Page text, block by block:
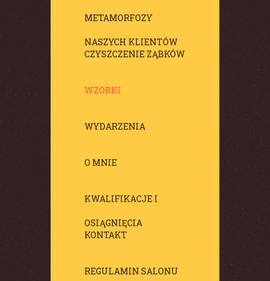
METAMORFOZY
NASZYCH KLIENTÓW
CZYSZCZENIE ZĄBKÓW
WZORKI
WYDARZENIA
O MNIE
KWALIFIKACJE I
OSIĄGNIĘCIA
KONTAKT
REGULAMIN SALONU